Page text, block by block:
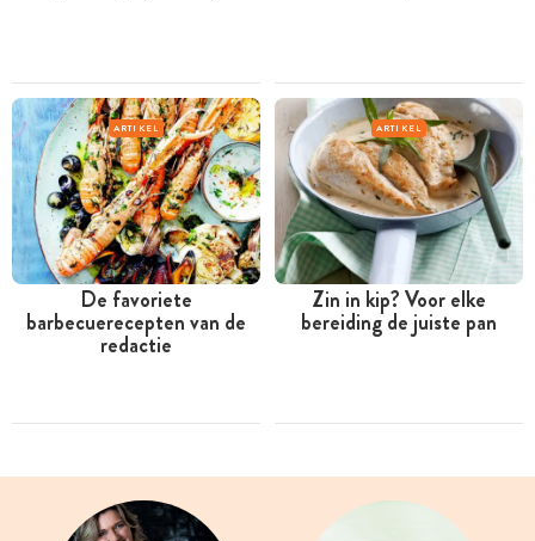
ARTIKEL
De favoriete
barbecuerecepten van de
redactie
ARTIKEL
Zin in kip? Voor elke
bereiding de juiste pan